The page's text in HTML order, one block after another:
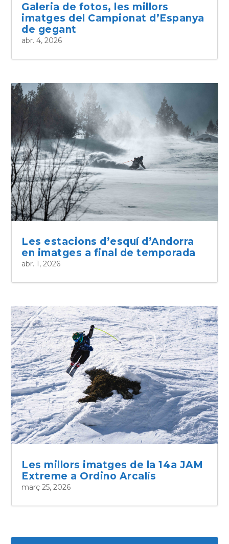
Galeria de fotos, les millors
imatges del Campionat d’Espanya
de gegant
abr. 4, 2026
Les estacions d’esquí d’Andorra
en imatges a final de temporada
abr. 1, 2026
Les millors imatges de la 14a JAM
Extreme a Ordino Arcalís
març 25, 2026